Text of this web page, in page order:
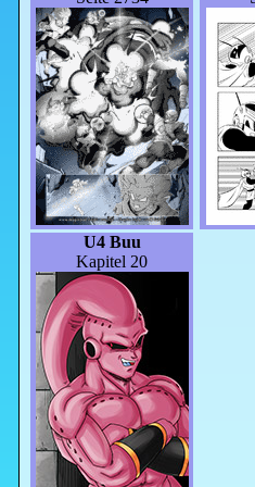
U4 Buu
Kapitel 20